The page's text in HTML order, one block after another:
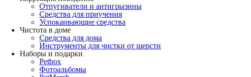
Отпугиватели и антигрызины
Средства для приучения
Успокаивающие средства
Чистота в доме
Средства для дома
Инструменты для чистки от шерсти
Наборы и подарки
Petbox
Фотоальбомы